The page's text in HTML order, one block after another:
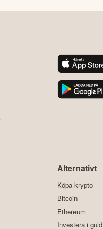
Alternativt
Köpa krypto
Bitcoin
Ethereum
Investera i guld